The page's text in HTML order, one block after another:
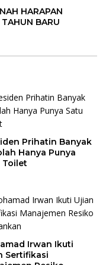
HARAPAN
BARU
Prihatin Banyak
Hanya Punya
Toilet
Irwan Ikuti
Sertifikasi